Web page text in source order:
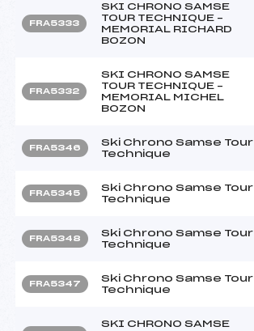
FRA5333
SKI CHRONO SAMSE
TOUR TECHNIQUE –
MEMORIAL RICHARD
BOZON
FRA5332
SKI CHRONO SAMSE
TOUR TECHNIQUE –
MEMORIAL MICHEL
BOZON
FRA5346
Ski Chrono Samse Tour
Technique
FRA5345
Ski Chrono Samse Tour
Technique
FRA5348
Ski Chrono Samse Tour
Technique
FRA5347
Ski Chrono Samse Tour
Technique
SKI CHRONO SAMSE